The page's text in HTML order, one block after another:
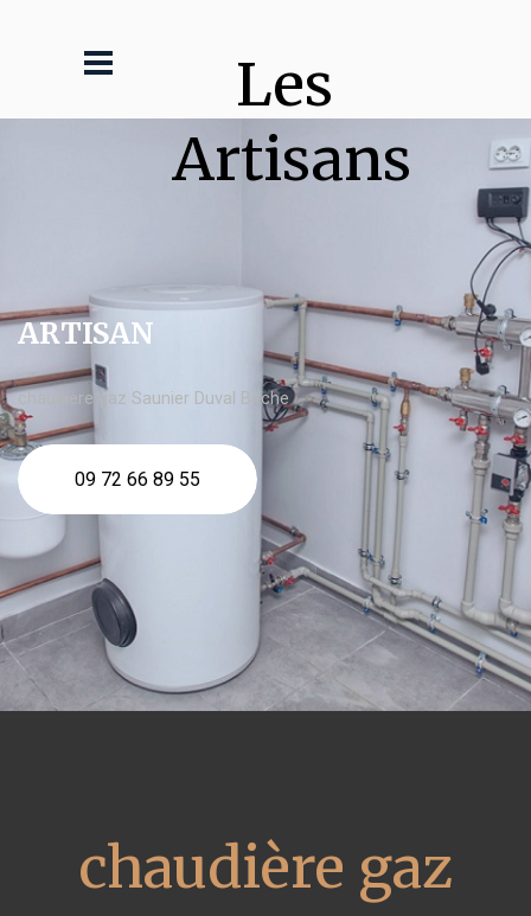
Les
Artisans
ARTISAN
chaudière gaz Saunier Duval Bitche
09 72 66 89 55
chaudière gaz